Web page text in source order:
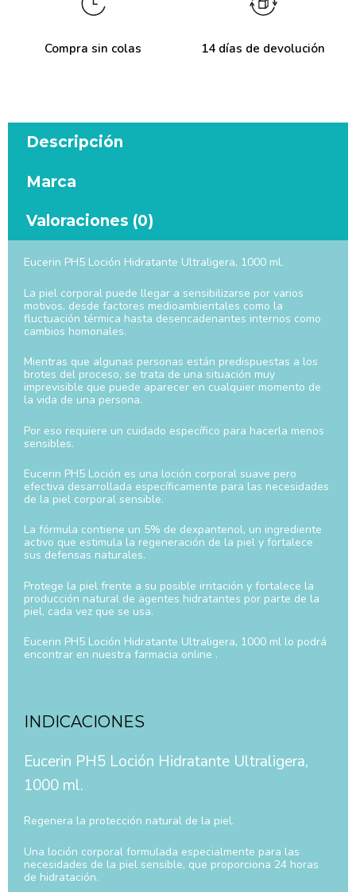
Compra sin colas 14 días de devolución
Descripción
Marca
Valoraciones (0)
Eucerin PH5 Loción Hidratante Ultraligera, 1000 ml.
La piel corporal puede llegar a sensibilizarse por varios
motivos, desde factores medioambientales como la
fluctuación térmica hasta desencadenantes internos como
cambios homonales.
Mientras que algunas personas están predispuestas a los
brotes del proceso, se trata de una situación muy
imprevisible que puede aparecer en cualquier momento de
la vida de una persona.
Por eso requiere un cuidado específico para hacerla menos
sensibles.
Eucerin PH5 Loción es una loción corporal suave pero
efectiva desarrollada específicamente para las necesidades
de la piel corporal sensible.
La fórmula contiene un 5% de dexpantenol, un ingrediente
activo que estimula la regeneración de la piel y fortalece
sus defensas naturales.
Protege la piel frente a su posible irritación y fortalece la
producción natural de agentes hidratantes por parte de la
piel, cada vez que se usa.
Eucerin PH5 Loción Hidratante Ultraligera, 1000 ml lo podrá
encontrar en nuestra farmacia online .
INDICACIONES
Eucerin PH5 Loción Hidratante Ultraligera,
1000 ml.
Regenera la protección natural de la piel.
Una loción corporal formulada especialmente para las
necesidades de la piel sensible, que proporciona 24 horas
de hidratación.